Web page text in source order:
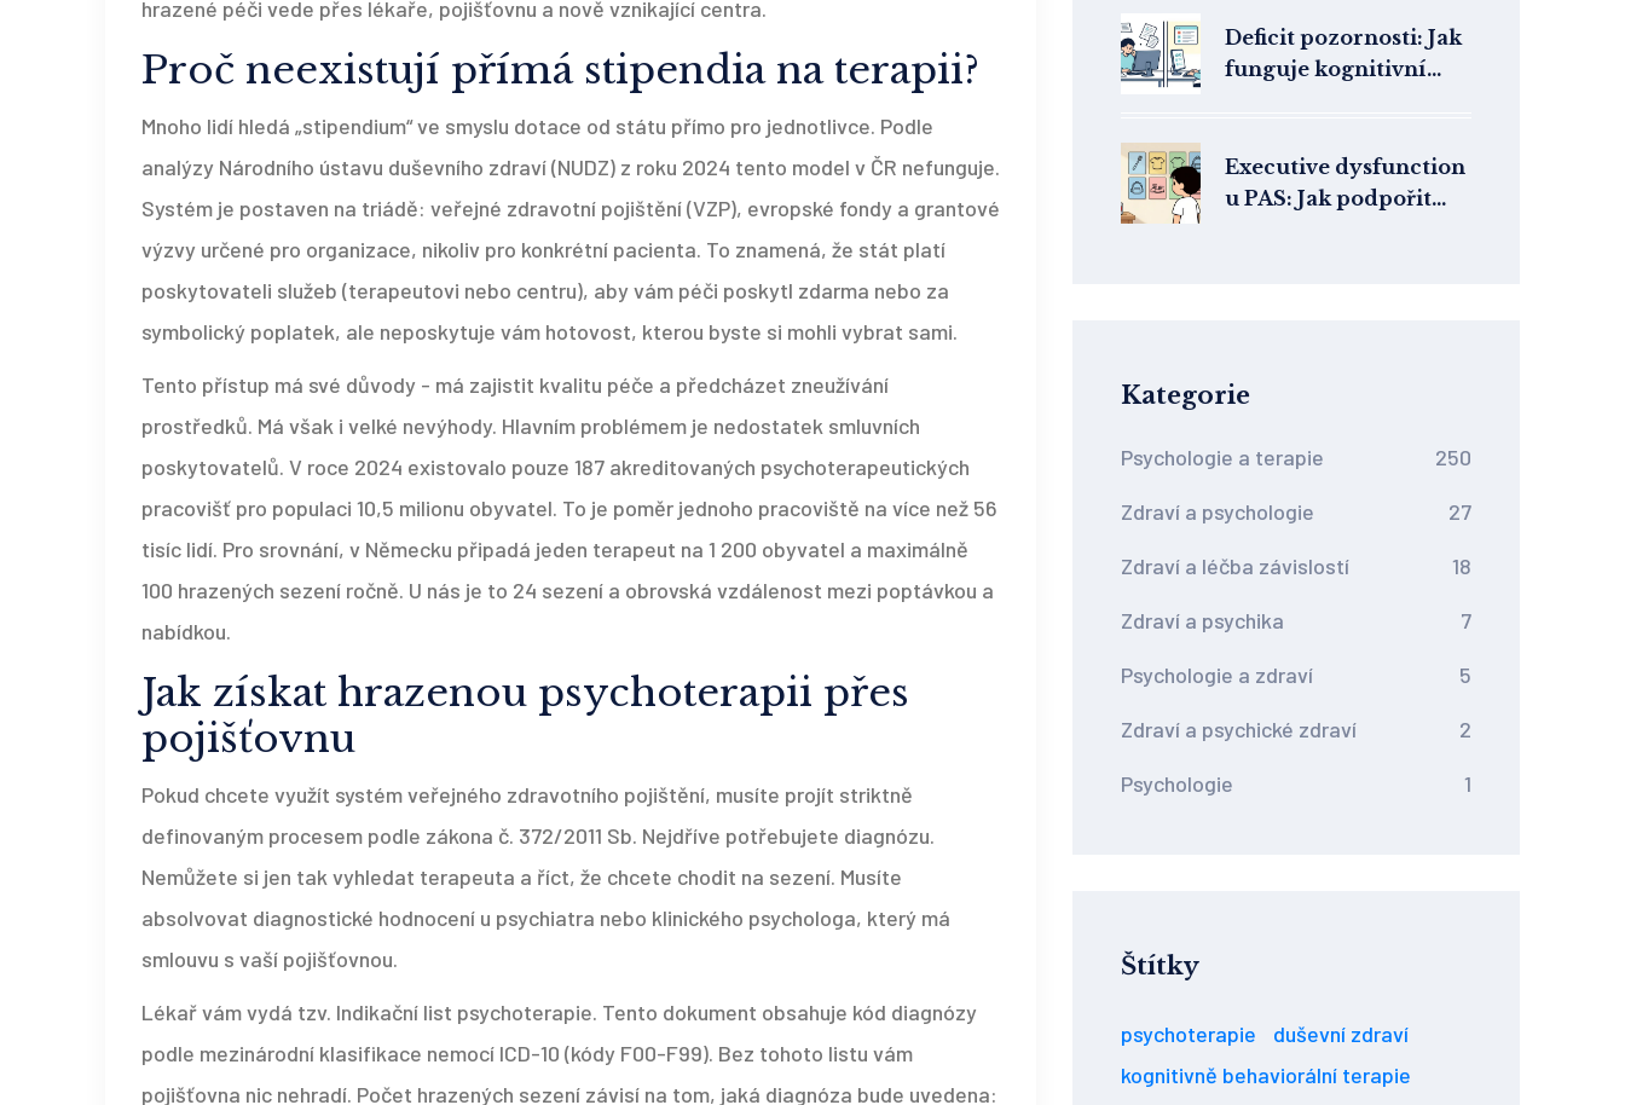
hrazené péči vede přes lékaře, pojišťovnu a nově vznikající centra.
Proč neexistují přímá stipendia na terapii?
Mnoho lidí hledá „stipendium“ ve smyslu dotace od státu přímo pro jednotlivce. Podle
analýzy Národního ústavu duševního zdraví (NUDZ) z roku 2024 tento model v ČR nefunguje.
Systém je postaven na triádě: veřejné zdravotní pojištění (VZP), evropské fondy a grantové
výzvy určené pro organizace, nikoliv pro konkrétní pacienta. To znamená, že stát platí
poskytovateli služeb (terapeutovi nebo centru), aby vám péči poskytl zdarma nebo za
symbolický poplatek, ale neposkytuje vám hotovost, kterou byste si mohli vybrat sami.
Tento přístup má své důvody - má zajistit kvalitu péče a předcházet zneužívání
prostředků. Má však i velké nevýhody. Hlavním problémem je nedostatek smluvních
poskytovatelů. V roce 2024 existovalo pouze 187 akreditovaných psychoterapeutických
pracovišť pro populaci 10,5 milionu obyvatel. To je poměr jednoho pracoviště na více než 56
tisíc lidí. Pro srovnání, v Německu připadá jeden terapeut na 1 200 obyvatel a maximálně
100 hrazených sezení ročně. U nás je to 24 sezení a obrovská vzdálenost mezi poptávkou a
nabídkou.
Jak získat hrazenou psychoterapii přes
pojišťovnu
Pokud chcete využít systém veřejného zdravotního pojištění, musíte projít striktně
definovaným procesem podle zákona č. 372/2011 Sb. Nejdříve potřebujete diagnózu.
Nemůžete si jen tak vyhledat terapeuta a říct, že chcete chodit na sezení. Musíte
absolvovat diagnostické hodnocení u psychiatra nebo klinického psychologa, který má
smlouvu s vaší pojišťovnou.
Lékař vám vydá tzv. Indikační list psychoterapie. Tento dokument obsahuje kód diagnózy
podle mezinárodní klasifikace nemocí ICD-10 (kódy F00-F99). Bez tohoto listu vám
pojišťovna nic nehradí. Počet hrazených sezení závisí na tom, jaká diagnóza bude uvedena:
Deficit pozornosti: Jak
funguje kognitivní
v terapii ADHD
Executive dysfunction
u PAS: Jak podpořit
Kategorie
Psychologie a terapie 250
Zdraví a psychologie 27
Zdraví a léčba závislostí 18
Zdraví a psychika 7
Psychologie a zdraví 5
Zdraví a psychické zdraví 2
Psychologie 1
Štítky
psychoterapie
duševní zdraví
kognitivně behaviorální terapie